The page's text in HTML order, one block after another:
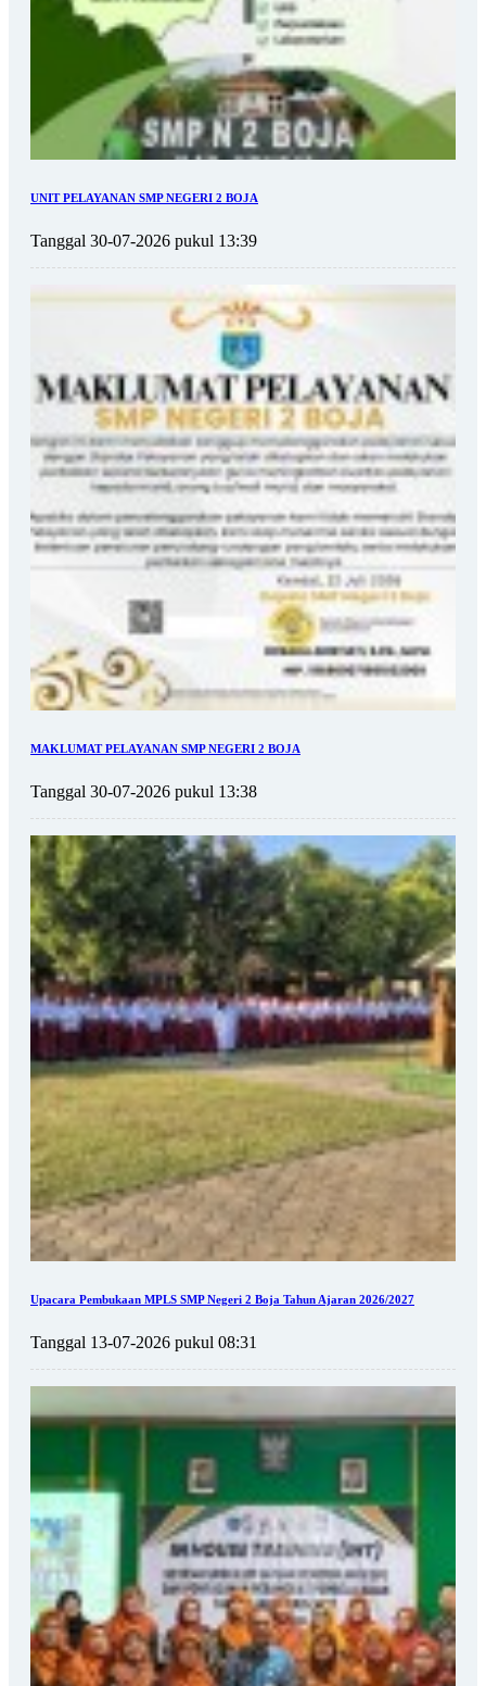
UNIT PELAYANAN SMP NEGERI 2 BOJA
Tanggal 30-07-2026 pukul 13:39
MAKLUMAT PELAYANAN SMP NEGERI 2 BOJA
Tanggal 30-07-2026 pukul 13:38
Upacara Pembukaan MPLS SMP Negeri 2 Boja Tahun Ajaran 2026/2027
Tanggal 13-07-2026 pukul 08:31